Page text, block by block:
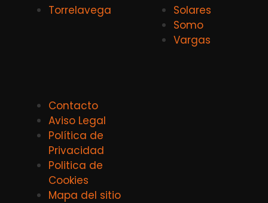
Torrelavega
Solares
Somo
Vargas
Contacto
Aviso Legal
Política de
Privacidad
Politica de
Cookies
Mapa del sitio